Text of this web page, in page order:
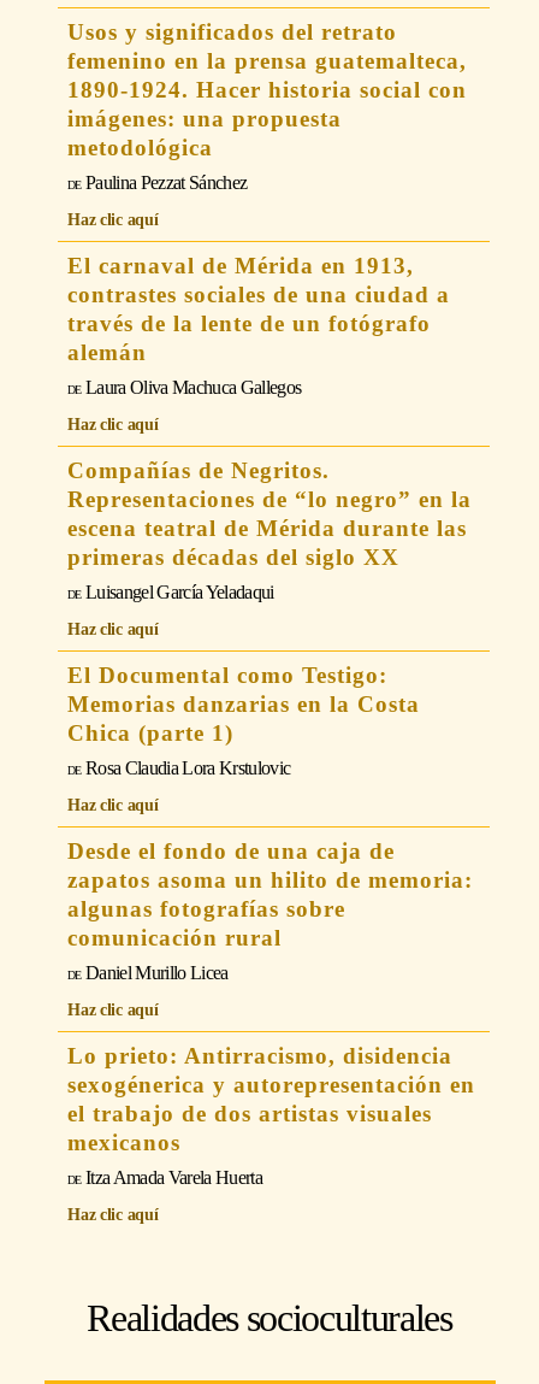
Usos y significados del retrato
femenino en la prensa guatemalteca,
1890-1924. Hacer historia social con
imágenes: una propuesta
metodológica
Paulina Pezzat Sánchez
Haz clic aquí
El carnaval de Mérida en 1913,
contrastes sociales de una ciudad a
través de la lente de un fotógrafo
alemán
Laura Oliva Machuca Gallegos
Haz clic aquí
Compañías de Negritos.
Representaciones de “lo negro” en la
escena teatral de Mérida durante las
primeras décadas del siglo XX
Luisangel García Yeladaqui
Haz clic aquí
El Documental como Testigo:
Memorias danzarias en la Costa
Chica (parte 1)
Rosa Claudia Lora Krstulovic
Haz clic aquí
Desde el fondo de una caja de
zapatos asoma un hilito de memoria:
algunas fotografías sobre
comunicación rural
Daniel Murillo Licea
Haz clic aquí
Lo prieto: Antirracismo, disidencia
sexogénerica y autorepresentación en
el trabajo de dos artistas visuales
mexicanos
Itza Amada Varela Huerta
Haz clic aquí
Realidades socioculturales